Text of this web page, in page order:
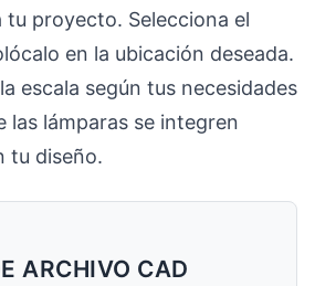
tu proyecto. Selecciona el
en la ubicación deseada.
escala según tus necesidades
las lámparas se integren
tu diseño.
ARCHIVO CAD